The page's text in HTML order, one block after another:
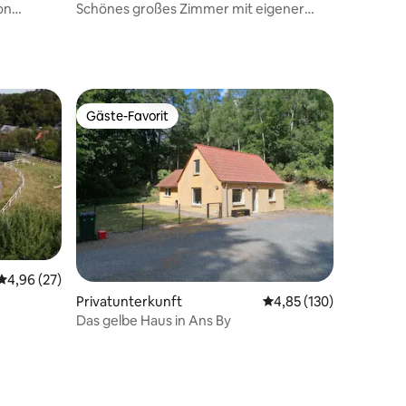
Schönes großes Zimmer mit eigener
Bewertung: 4,96 von 5, 27 Bewertungen
4,96 (27)
Gäste-Favorit
Gäste-Favorit
Privatunterkunft Durchschnittliche
4,85 (130)
Das gelbe Haus in Ans By